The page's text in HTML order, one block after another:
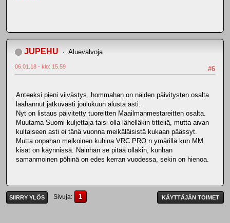
JUPEHU Aluevalvoja
#6
06.01.18 - klo: 15.59
Anteeksi pieni viivästys, hommahan on näiden päivitysten osalta
laahannut jatkuvasti joulukuun alusta asti.
Nyt on listaus päivitetty tuoreitten Maailmanmestareitten osalta.
Muutama Suomi kuljettaja taisi olla lähelläkin titteliä, mutta aivan
kultaiseen asti ei tänä vuonna meikäläisistä kukaan päässyt.
Mutta onpahan melkoinen kuhina VRC PRO:n ymärillä kun MM
kisat on käynnissä. Näinhän se pitää ollakin, kunhan
samanmoinen pöhinä on edes kerran vuodessa, sekin on hienoa.
SIIRRY YLÖS Sivuja 1 KÄYTTÄJÄN TOIMET